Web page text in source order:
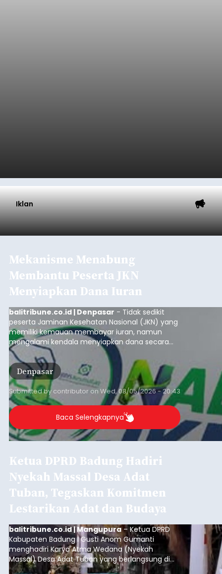
Iklan
Mekanisme Menabung
Membantu Peserta JKN
Menyiapkan Dana Iuran
balitribune.co.id | Denpasar - Tidak sedikit
peserta Jaminan Kesehatan Nasional (JKN) yang
memiliki kemauan membayar iuran, namun
mengalami kendala menyiapkan dana secara
penuh saat jatuh tempo pembayaran iuran.
Kondisi ini terutama dialami oleh peserta
segmen Pekerja Bukan Penerima Upah (PBPU)
yang memiliki penghasilan tidak tetap.
Denpasar
Submitted by contributor on Wed, 08/05/2026 - 20:43
Baca Selengkapnya
Ketua DPRD Badung Hadiri
Nyekah Massal Desa Adat
Tuban, Tegaskan Komitmen
Lestarikan Adat dan Budaya
balitribune.co.id | Mangupura– Ketua DPRD
Kabupaten Badung I Gusti Anom Gumanti
menghadiri Karya Atma Wedana (Nyekah
Massal) Desa Adat Tuban yang berlangsung di
Payadnyan Karya Atma Wedana, Lapangan